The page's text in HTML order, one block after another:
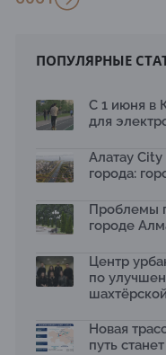
ПОПУЛЯРНЫЕ
С 1 июня в
для
Алатау
города:
Проблемы
городе
Центр
по
Новая
путь